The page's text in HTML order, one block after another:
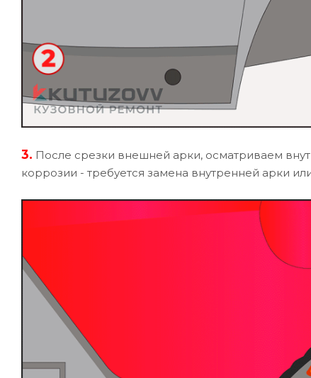
3. После срезки внешней арки, осматриваем
коррозии - требуется замена внутренней арки